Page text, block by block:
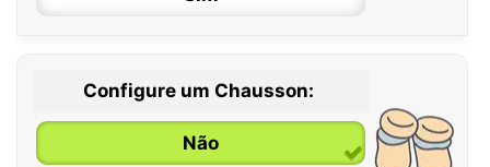
0 / 6 meses
6 / 12 meses
Configure um Chausson:
Não